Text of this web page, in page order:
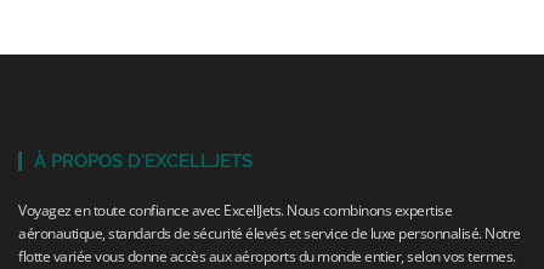
À PROPOS D'EXCELLJETS
Voyagez en toute confiance avec ExcellJets. Nous combinons expertise
aéronautique, standards de sécurité élevés et service de luxe personnalisé. Notre
flotte variée vous donne accès aux aéroports du monde entier, selon vos termes.